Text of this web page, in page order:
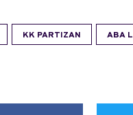
KK PARTIZAN ABA